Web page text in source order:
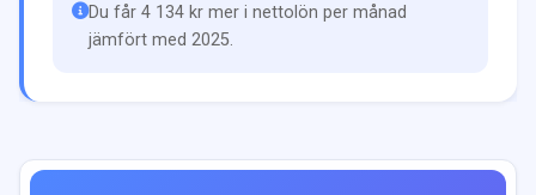
Du får 4 134 kr mer i nettolön per månad
jämfört med 2025.